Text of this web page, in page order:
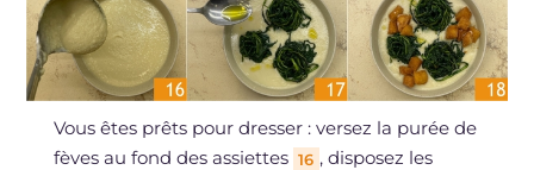
Vous êtes prêts pour dresser : versez la purée de
fèves au fond des assiettes 16 , disposez les